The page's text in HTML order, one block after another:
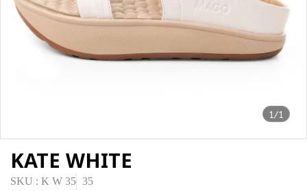
1/1
KATE WHITE
SKU : K W 35 35